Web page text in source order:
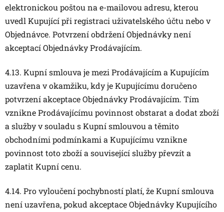
elektronickou poštou na e-mailovou adresu, kterou
uvedl Kupující při registraci uživatelského účtu nebo v
Objednávce. Potvrzení obdržení Objednávky není
akceptací Objednávky Prodávajícím.
4.13. Kupní smlouva je mezi Prodávajícím a Kupujícím
uzavřena v okamžiku, kdy je Kupujícímu doručeno
potvrzení akceptace Objednávky Prodávajícím. Tím
vznikne Prodávajícímu povinnost obstarat a dodat zboží
a služby v souladu s Kupní smlouvou a těmito
obchodními podmínkami a Kupujícímu vznikne
povinnost toto zboží a související služby převzít a
zaplatit Kupní cenu.
4.14. Pro vyloučení pochybností platí, že Kupní smlouva
není uzavřena, pokud akceptace Objednávky Kupujícího